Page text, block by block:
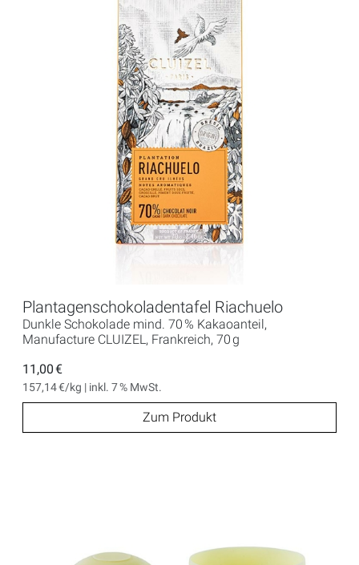
Plantagenschokoladentafel Riachuelo
Dunkle Schokolade mind. 70 % Kakaoanteil,
Manufacture CLUIZEL, Frankreich, 70 g
11,00 €
157,14 €/kg | inkl. 7 % MwSt.
Zum Produkt